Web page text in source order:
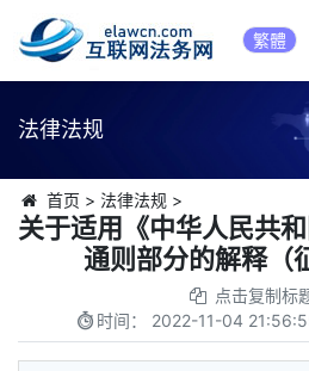
繁體
法律法规
首页 > 法律法规 >
关于适用《中华人民共
通则部分的解释（
点击复制标
时间： 2022-11-04